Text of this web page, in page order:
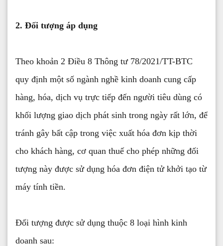
2. Đối tượng áp dụng
Theo khoản 2 Điều 8 Thông tư 78/2021/TT-BTC
quy định một số ngành nghề kinh doanh cung cấp
hàng, hóa, dịch vụ trực tiếp đến người tiêu dùng có
khối lượng giao dịch phát sinh trong ngày rất lớn, để
tránh gây bất cập trong việc xuất hóa đơn kịp thời
cho khách hàng, cơ quan thuế cho phép những đối
tượng này được sử dụng hóa đơn điện tử khởi tạo từ
máy tính tiền.
Đối tượng được sử dụng thuộc 8 loại hình kinh
doanh sau: